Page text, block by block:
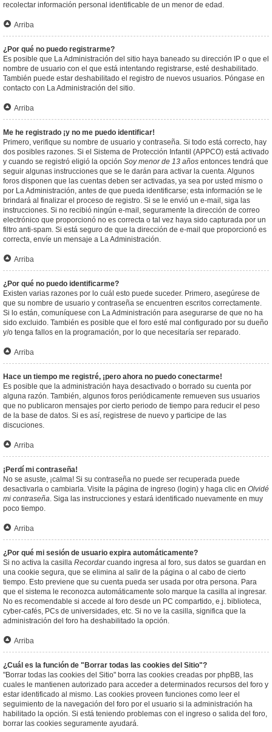
recolectar información personal identificable de un menor de edad.
Arriba
¿Por qué no puedo registrarme?
Es posible que La Administración del sitio haya baneado su dirección IP o que el
nombre de usuario con el que está intentando registrarse, esté deshabilitado.
También puede estar deshabilitado el registro de nuevos usuarios. Póngase en
contacto con La Administración del sitio.
Arriba
Me he registrado ¡y no me puedo identificar!
Primero, verifique su nombre de usuario y contraseña. Si todo está correcto, hay
dos posibles razones. Si el Sistema de Protección Infantil (APPCO) está activado
y cuando se registró eligió la opción Soy menor de 13 años entonces tendrá que
seguir algunas instrucciones que se le darán para activar la cuenta. Algunos
foros disponen que las cuentas deben ser activadas, ya sea por usted mismo o
por La Administración, antes de que pueda identificarse; esta información se le
brindará al finalizar el proceso de registro. Si se le envió un e-mail, siga las
instrucciones. Si no recibió ningún e-mail, seguramente la dirección de correo
electrónico que proporcionó no es correcta o tal vez haya sido capturada por un
filtro anti-spam. Si está seguro de que la dirección de e-mail que proporcionó es
correcta, envíe un mensaje a La Administración.
Arriba
¿Por qué no puedo identificarme?
Existen varias razones por lo cuál esto puede suceder. Primero, asegúrese de
que su nombre de usuario y contraseña se encuentren escritos correctamente.
Si lo están, comuníquese con La Administración para asegurarse de que no ha
sido excluido. También es posible que el foro esté mal configurado por su dueño
y/o tenga fallos en la programación, por lo que necesitaría ser reparado.
Arriba
Hace un tiempo me registré, ¡pero ahora no puedo conectarme!
Es posible que la administración haya desactivado o borrado su cuenta por
alguna razón. También, algunos foros periódicamente remueven sus usuarios
que no publicaron mensajes por cierto periodo de tiempo para reducir el peso
de la base de datos. Si es así, registrese de nuevo y participe de las
discuciones.
Arriba
¡Perdí mi contraseña!
No se asuste, ¡calma! Si su contraseña no puede ser recuperada puede
desactivarla o cambiarla. Visite la página de ingreso (login) y haga clic en Olvidé
mi contraseña. Siga las instrucciones y estará identificado nuevamente en muy
poco tiempo.
Arriba
¿Por qué mi sesión de usuario expira automáticamente?
Si no activa la casilla Recordarcuando ingresa al foro, sus datos se guardan en
una cookie segura, que se elimina al salir de la página o al cabo de cierto
tiempo. Esto previene que su cuenta pueda ser usada por otra persona. Para
que el sistema le reconozca automáticamente solo marque la casilla al ingresar.
No es recomendable si accede al foro desde un PC compartido, e.j. biblioteca,
cyber-cafés, PCs de universidades, etc. Si no ve la casilla, significa que la
administración del foro ha deshabilitado la opción.
Arriba
¿Cuál es la función de "Borrar todas las cookies del Sitio"?
"Borrar todas las cookies del Sitio" borra las cookies creadas por phpBB, las
cuales le mantienen autorizado para acceder a determinados recursos del foro y
estar identificado al mismo. Las cookies proveen funciones como leer el
seguimiento de la navegación del foro por el usuario si la administración ha
habilitado la opción. Si está teniendo problemas con el ingreso o salida del foro,
borrar las cookies seguramente ayudará.